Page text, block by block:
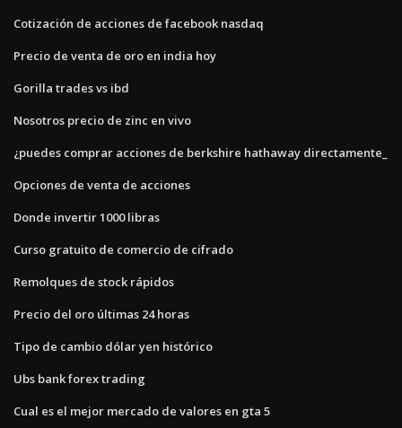
Cotización de acciones de facebook nasdaq
Precio de venta de oro en india hoy
Gorilla trades vs ibd
Nosotros precio de zinc en vivo
¿puedes comprar acciones de berkshire hathaway directamente_
Opciones de venta de acciones
Donde invertir 1000 libras
Curso gratuito de comercio de cifrado
Remolques de stock rápidos
Precio del oro últimas 24 horas
Tipo de cambio dólar yen histórico
Ubs bank forex trading
Cual es el mejor mercado de valores en gta 5